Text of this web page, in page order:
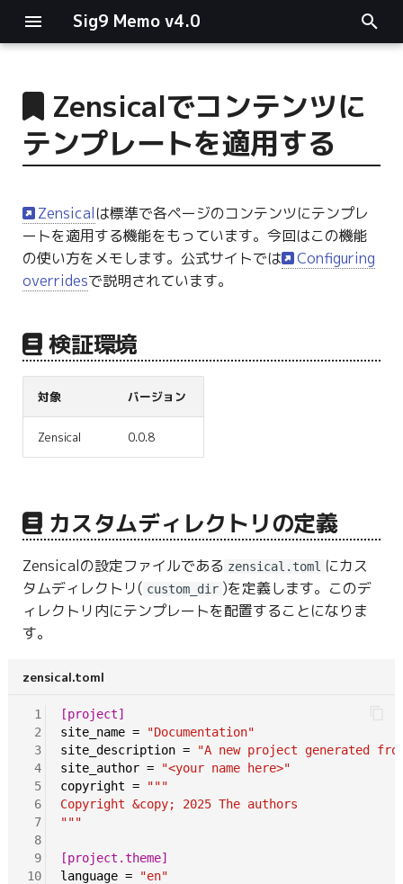
Sig9 Memo v4.0
main関数
リスト関連
ファイルの読み書き
ログ関連
型指定
Zensicalでコンテンツに
テンプレートを適用する
Zensicalは標準で各ページのコンテンツにテンプレ
ートを適用する機能をもっています。今回はこの機能
の使い方をメモします。公式サイトでは
Configuring
overridesで説明されています。
検証環境
対象 バージョン
Zensical 0.0.8
カスタムディレクトリの定義
Zensicalの設定ファイルである zensical.toml にカス
タムディレクトリ( custom_dir )を定義します。このデ
ィレクトリ内にテンプレートを配置することになりま
す。
zensical.toml
1
2
3
4
5
6
7
8
9
10
[project]
site_name =
"Documentation"
site_description =
"A new project generated
site_author =
"<your name here>"
copyright =
"""
Copyright &copy; 2025 The authors
"""
[project.theme]
language =
"en"